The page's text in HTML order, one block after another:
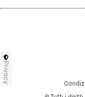
Privacy